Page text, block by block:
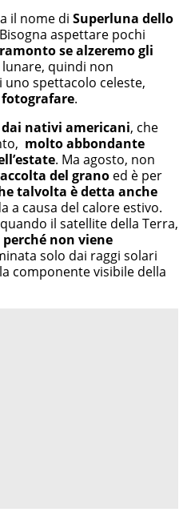
il nome di Superluna dello
aspettare pochi
se alzeremo gli
quindi non
spettacolo celeste,
.
nativi americani, che
molto abbondante
. Ma agosto, non
del grano ed è per
talvolta è detta anche
a causa del calore estivo.
il satellite della Terra,
non viene
solo dai raggi solari
componente visibile della